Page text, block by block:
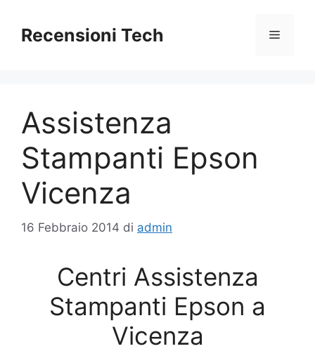
contenuto
Recensioni Tech Menu
Assistenza
Stampanti Epson
Vicenza
16 Febbraio 2014 di admin
Centri Assistenza
Stampanti Epson a
Vicenza